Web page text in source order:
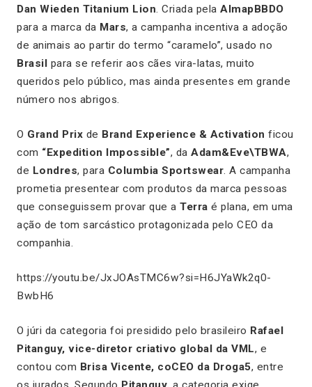
Dan Wieden Titanium Lion. Criada pela AlmapBBDO
para a marca da Mars, a campanha incentiva a adoção
de animais ao partir do termo “caramelo”, usado no
Brasil para se referir aos cães vira-latas, muito
queridos pelo público, mas ainda presentes em grande
número nos abrigos.
O Grand Prix de Brand Experience & Activation ficou
com “Expedition Impossible”, da Adam&Eve\TBWA,
de Londres, para Columbia Sportswear. A campanha
prometia presentear com produtos da marca pessoas
que conseguissem provar que a Terra é plana, em uma
ação de tom sarcástico protagonizada pelo CEO da
companhia.
https://youtu.be/JxJOAsTMC6w?si=H6JYaWk2q0-
BwbH6
O júri da categoria foi presidido pelo brasileiro Rafael
Pitanguy, vice-diretor criativo global da VML, e
contou com Brisa Vicente, coCEO da Droga5, entre